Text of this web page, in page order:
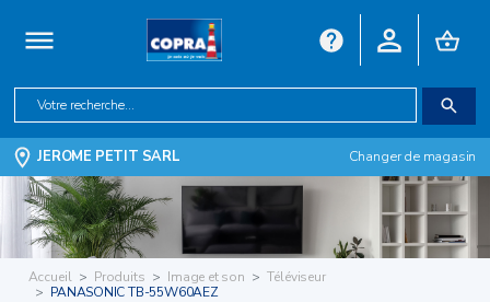
JEROME PETIT SARL Changer de magasin
Accueil Produits Image et son
Téléviseur
PANASONIC TB-55W60AEZ